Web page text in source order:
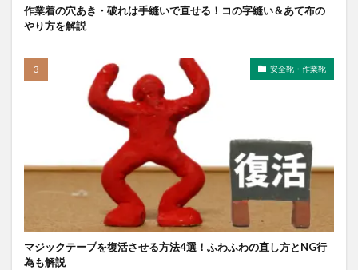
作業着の穴あき・破れは手縫いで直せる！コの字縫い＆あて布の
やり方を解説
安全靴・作業靴
マジックテープを復活させる方法4選！ふわふわの直し方とNG行
為も解説